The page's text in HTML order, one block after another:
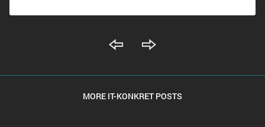
MORE IT-KONKRET POSTS